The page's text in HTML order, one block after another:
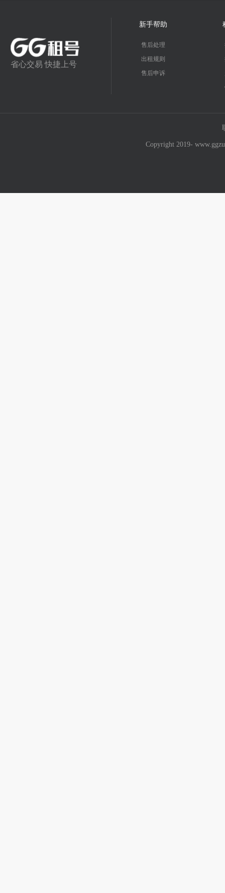
省心交易 快捷上号
新手帮助
售后处理
出租规则
售后申诉
Copyright 2019-